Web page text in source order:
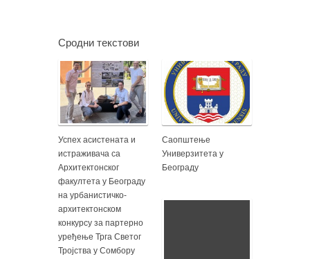
Сродни текстови
Успех асистената и
истраживача са
Архитектонског
факултета у Београду
на урбанистичко-
архитектонском
конкурсу за партерно
уређење Трга Светог
Тројства у Сомбору
Саопштење
Универзитета у
Београду